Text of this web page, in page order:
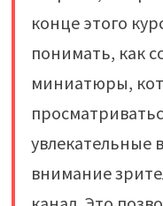
конце этого
понимать, как
миниатюры,
увлекательные
внимание